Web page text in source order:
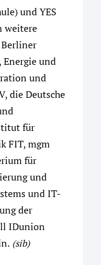
und YES
weitere
und
und
die Deutsche
für
FIT, mgm
für
und
und IT-
der
IDunion
(sib)